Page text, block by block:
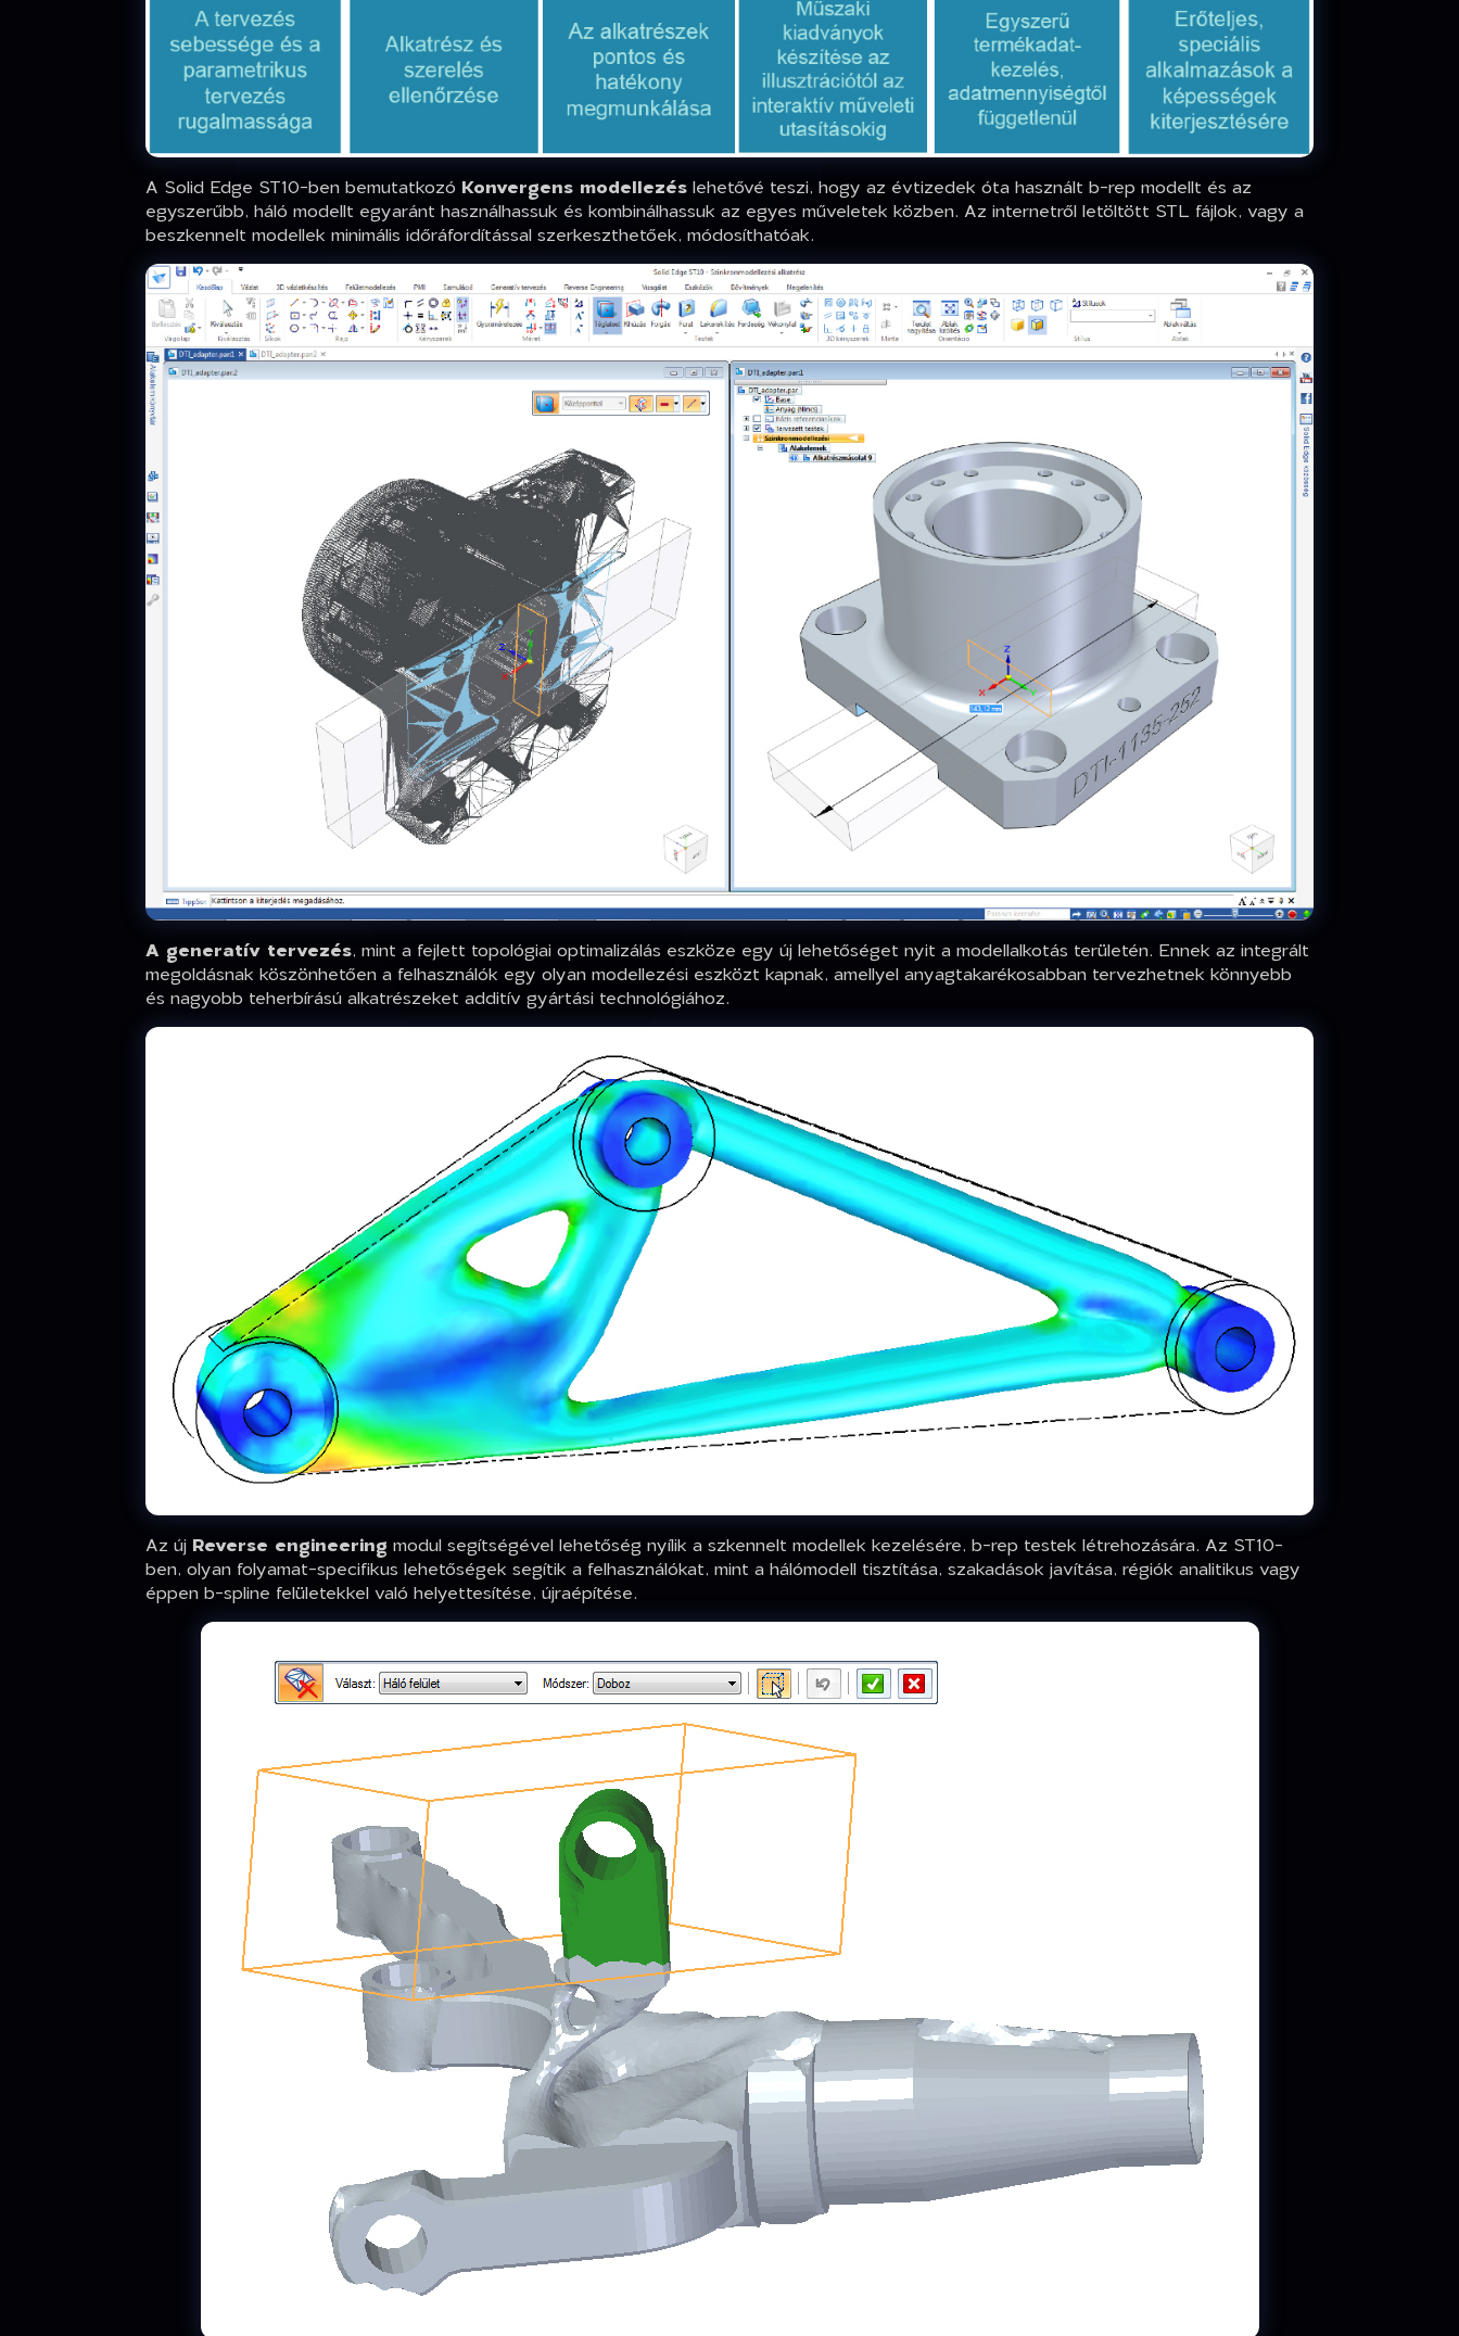
A Solid Edge ST10-ben bemutatkozó Konvergens modellezéslehetővé teszi, hogy az évtizedek óta használt b-rep modellt és az
egyszerűbb, háló modellt egyaránt használhassuk és kombinálhassuk az egyes műveletek közben. Az internetről letöltött STL fájlok, vagy a
beszkennelt modellek minimális időráfordítással szerkeszthetőek, módosíthatóak.
A generatív tervezés, mint a fejlett topológiai optimalizálás eszköze egy új lehetőséget nyit a modellalkotás területén. Ennek az integrált
megoldásnak köszönhetően a felhasználók egy olyan modellezési eszközt kapnak, amellyel anyagtakarékosabban tervezhetnek könnyebb
és nagyobb teherbírású alkatrészeket additív gyártási technológiához.
Az új Reverse engineering modul segítségével lehetőség nyílik a szkennelt modellek kezelésére, b-rep testek létrehozására. Az ST10-
ben, olyan folyamat-specifikus lehetőségek segítik a felhasználókat, mint a hálómodell tisztítása, szakadások javítása, régiók analitikus vagy
éppen b-spline felületekkel való helyettesítése, újraépítése.